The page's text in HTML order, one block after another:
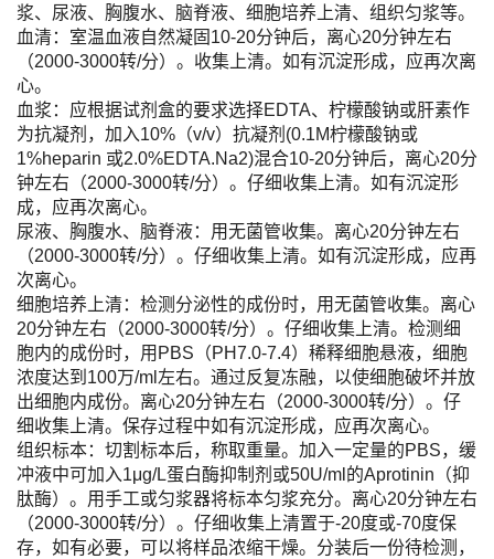
浆、尿液、胸腹水、脑脊液、细胞培养上清、组织匀浆等。
血清：室温血液自然凝固10-20分钟后，离心20分钟左右
（2000-3000转/分）。收集上清。如有沉淀形成，应再次离
心。
血浆：应根据试剂盒的要求选择EDTA、柠檬酸钠或肝素作
为抗凝剂，加入10%（v/v）抗凝剂(0.1M柠檬酸钠或
1%heparin 或2.0%EDTA.Na2)混合10-20分钟后，离心20分
钟左右（2000-3000转/分）。仔细收集上清。如有沉淀形
成，应再次离心。
尿液、胸腹水、脑脊液：用无菌管收集。离心20分钟左右
（2000-3000转/分）。仔细收集上清。如有沉淀形成，应再
次离心。
细胞培养上清：检测分泌性的成份时，用无菌管收集。离心
20分钟左右（2000-3000转/分）。仔细收集上清。检测细
胞内的成份时，用PBS（PH7.0-7.4）稀释细胞悬液，细胞
浓度达到100万/ml左右。通过反复冻融，以使细胞破坏并放
出细胞内成份。离心20分钟左右（2000-3000转/分）。仔
细收集上清。保存过程中如有沉淀形成，应再次离心。
组织标本：切割标本后，称取重量。加入一定量的PBS，缓
冲液中可加入1μg/L蛋白酶抑制剂或50U/ml的Aprotinin（抑
肽酶）。用手工或匀浆器将标本匀浆充分。离心20分钟左右
（2000-3000转/分）。仔细收集上清置于-20度或-70度保
存，如有必要，可以将样品浓缩干燥。分装后一份待检测，